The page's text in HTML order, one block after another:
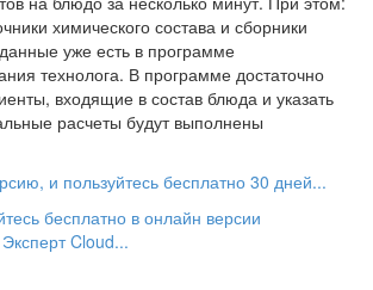
химического состава и сборники
уже есть в программе
технолога. В программе достаточно
входящие в состав блюда и указать
расчеты будут выполнены
и пользуйтесь бесплатно 30 дней...
бесплатно в онлайн версии
Cloud...